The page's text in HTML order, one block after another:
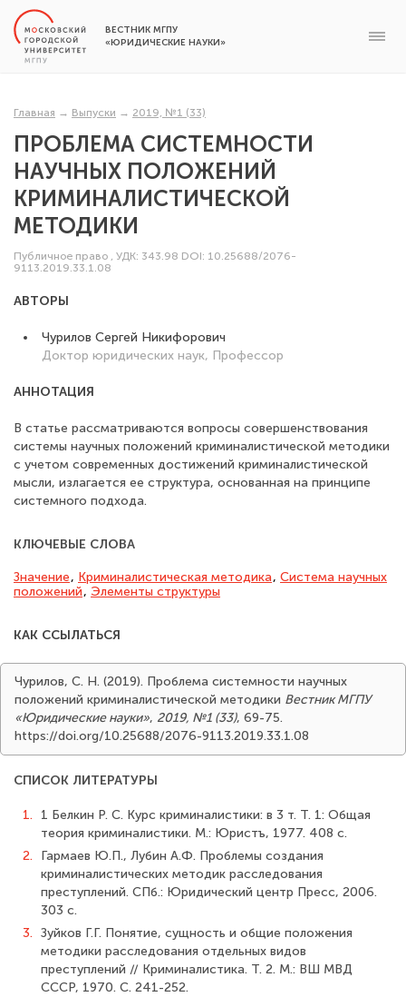
ВЕСТНИК МГПУ
«ЮРИДИЧЕСКИЕ НАУКИ»
Главная → Выпуски → 2019, №1 (33)
ПРОБЛЕМА СИСТЕМНОСТИ
НАУЧНЫХ ПОЛОЖЕНИЙ
КРИМИНАЛИСТИЧЕСКОЙ
МЕТОДИКИ
Публичное право , УДК: 343.98 DOI: 10.25688/2076-
9113.2019.33.1.08
АВТОРЫ
Чурилов Сергей Никифорович
Доктор юридических наук, Профессор
АННОТАЦИЯ
В статье рассматриваются вопросы совершенствования
системы научных положений криминалистической методики
с учетом современных достижений криминалистической
мысли, излагается ее структура, основанная на принципе
системного подхода.
КЛЮЧЕВЫЕ СЛОВА
Значение, Кри­миналистическая методика, Система научных
положений, Элементы структуры
КАК ССЫЛАТЬСЯ
Чурилов, С. Н. (2019). Проблема системности научных
положений криминалистической методики Вестник МГПУ
«Юридические науки», 2019, №1 (33), 69-75.
https://doi.org/10.25688/2076-9113.2019.33.1.08
СПИСОК ЛИТЕРАТУРЫ
1.
1 Белкин Р. С. Курс криминалистики: в 3 т. Т. 1: Общая
теория криминалистики. М.: Юристъ, 1977. 408 с.
2.
Гармаев Ю.П., Лубин А.Ф. Проблемы создания
криминалистических методик расследования
преступлений. СПб.: Юридический центр Пресс, 2006.
303 с.
3. Зуйков Г.Г. Понятие, сущность и общие положения
методики расследования отдельных видов
преступлений // Криминалистика. Т. 2. М.: ВШ МВД
СССР, 1970. С. 241-252.